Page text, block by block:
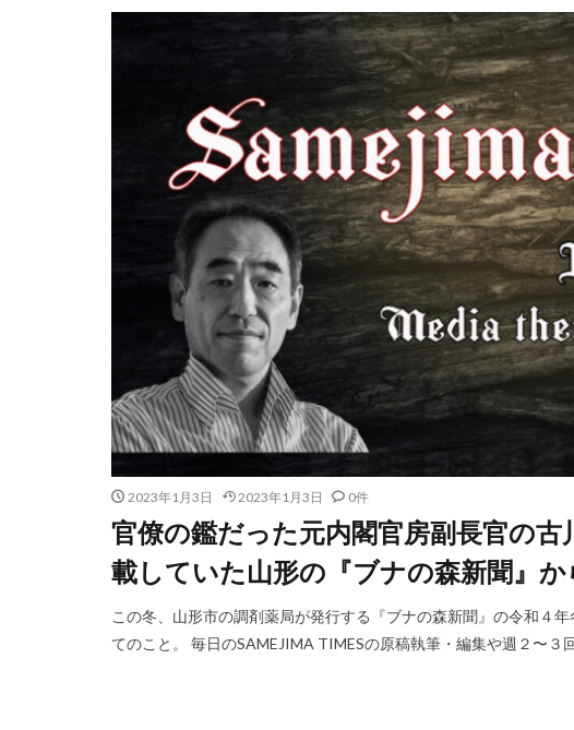
2023年1月3日 2023年1月3日 0件
官僚の鑑だった元内閣官房副長官の
載していた山形の『ブナの森新聞』
この冬、山形市の調剤薬局が発行する『ブナの森新聞』の令和４
てのこと。 毎日のSAMEJIMA TIMESの原稿執筆・編集や週２〜３